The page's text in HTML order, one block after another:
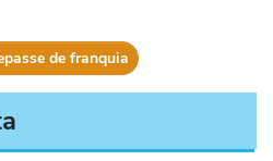
de franquia